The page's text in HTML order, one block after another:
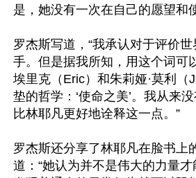
是，她没有一次在自己的愿望和
罗杰斯写道，“我承认对于评价
手。但是据我所知，用这个词可
埃里克（Eric）和朱莉娅·莫利（
垫的哲学：‘使命之美’。我从来
比林耶凡更好地诠释这一点。”
罗杰斯还分享了林耶凡在脸书上
道：“她认为并不是伟大的力量